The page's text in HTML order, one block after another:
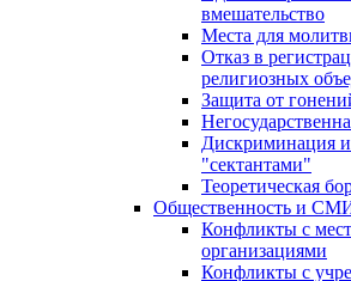
вмешательство
Места для
Отказ в
религиозных
Защита от
Дискриминация и
"сектантами"
Теоретическая
Общественность и
Конфликты с
организациями
Конфликты с